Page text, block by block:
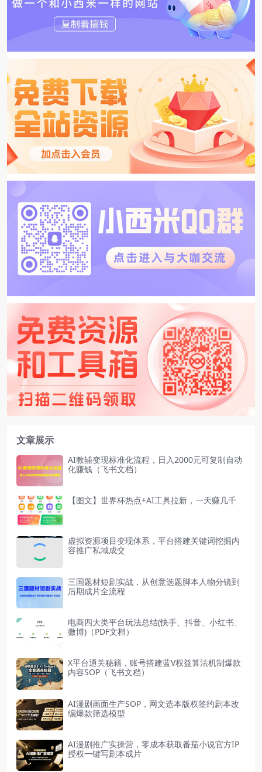
文章展示
AI教辅变现标准化流程，日入2000元可复制自动
化赚钱（飞书文档）
【图文】世界杯热点+AI工具拉新，一天赚几千
虚拟资源项目变现体系，平台搭建关键词挖掘内
容推广私域成交
三国题材短剧实战，从创意选题脚本人物分镜到
后期成片全流程
电商四大类平台玩法总结(快手、抖音、小红书、
微博)（PDF文档）
X平台通关秘籍，账号搭建蓝V权益算法机制爆款
内容SOP（飞书文档）
AI漫剧画面生产SOP，网文选本版权签约剧本改
编爆款筛选模型
AI漫剧推广实操营，零成本获取番茄小说官方IP
授权一键写剧本成片